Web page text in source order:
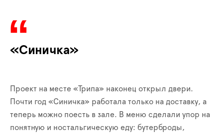
«Синичка»
Проект на месте «Трипа» наконец открыл двери.
Почти год «Синичка» работала только на доставку, а
теперь можно поесть в зале. В меню сделали упор на
понятную и ностальгическую еду: бутерброды,